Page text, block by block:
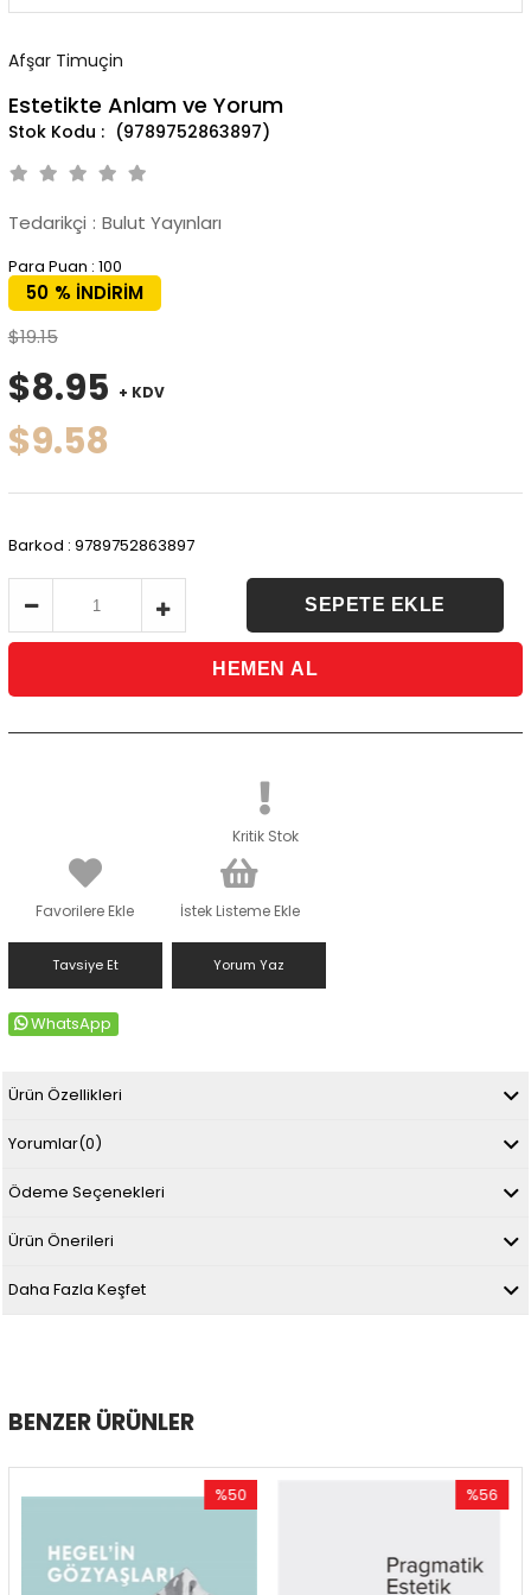
Afşar Timuçin
Estetikte Anlam ve Yorum
(9789752863897)
Tedarikçi : Bulut Yayınları
Para Puan : 100
%
50
İNDIRIM
$19.15
$8.95 + KDV
$9.58
Barkod : 9789752863897
Kritik Stok
Favorilere Ekle İstek Listeme Ekle
Tavsiye Et Yorum Yaz
WhatsApp
Ürün Özellikleri
Yorumlar(0)
Ödeme Seçenekleri
Ürün Önerileri
Daha Fazla Keşfet
BENZER ÜRÜNLER
%50
%50İndirim
%56İndirim